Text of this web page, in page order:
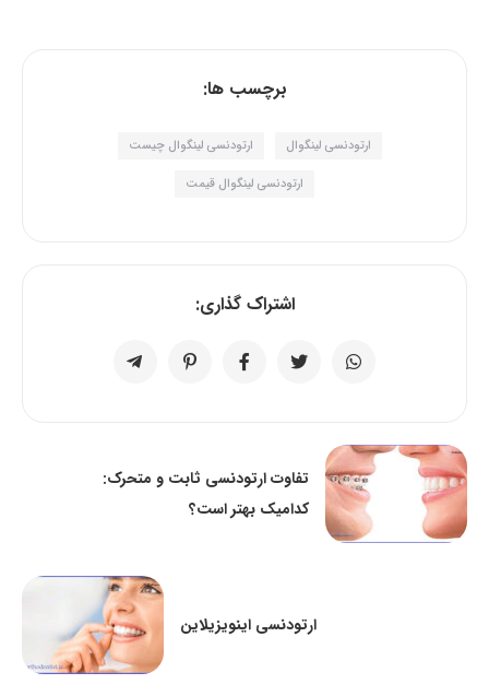
برچسب ها:
ارتودنسی لینگوال ارتودنسی لینگوال چیست
ارتودنسی لینگوال قیمت
اشتراک گذاری:
تفاوت ارتودنسی ثابت و متحرک:
کدامیک بهتر است؟
ارتودنسی اینویزیلاین